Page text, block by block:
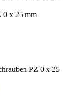
0 x 25 mm